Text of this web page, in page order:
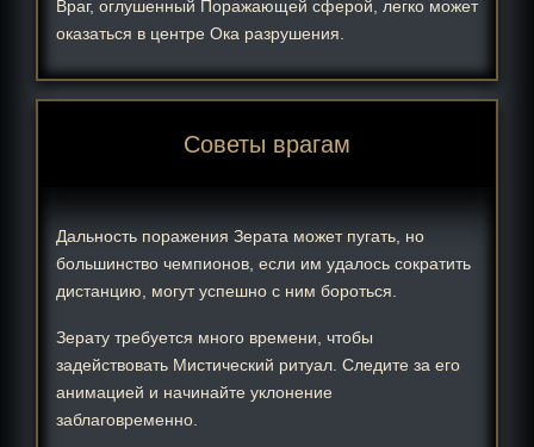
Враг, оглушенный Поражающей сферой, легко может
оказаться в центре Ока разрушения.
Советы врагам
Дальность поражения Зерата может пугать, но
большинство чемпионов, если им удалось сократить
дистанцию, могут успешно с ним бороться.
Зерату требуется много времени, чтобы
задействовать Мистический ритуал. Следите за его
анимацией и начинайте уклонение
заблаговременно.